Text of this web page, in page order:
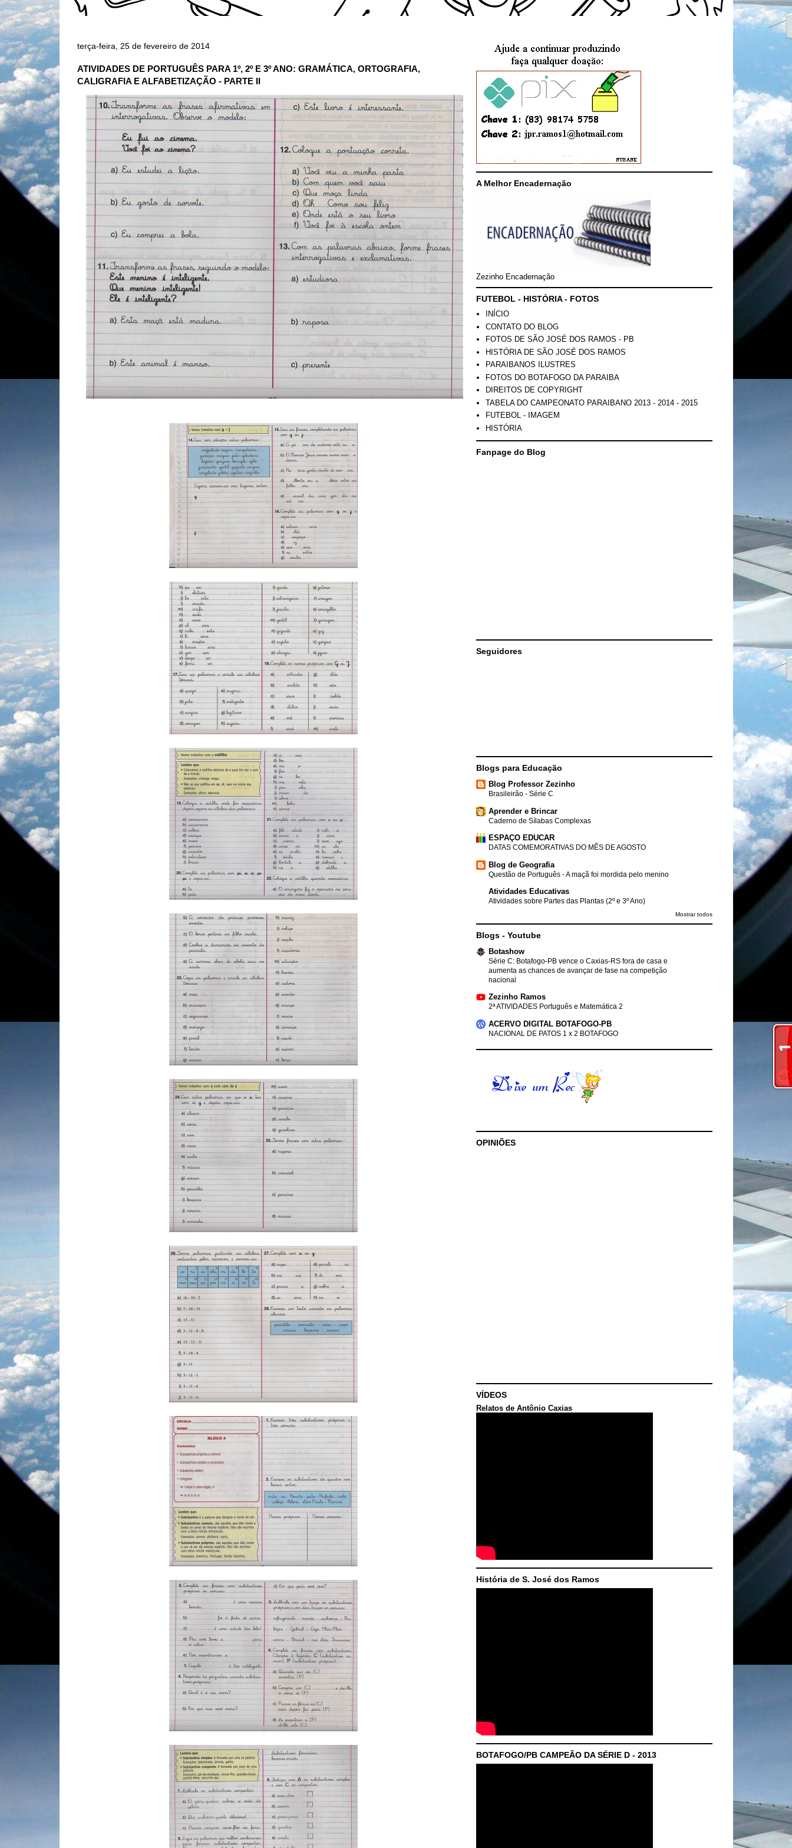
terça-feira, 25 de fevereiro de 2014
ATIVIDADES DE PORTUGUÊS PARA 1º, 2º E 3º ANO: GRAMÁTICA, ORTOGRAFIA,
CALIGRAFIA E ALFABETIZAÇÃO - PARTE II
A Melhor Encadernação
Zezinho Encadernação
FUTEBOL - HISTÓRIA - FOTOS
INÍCIO
CONTATO DO BLOG
FOTOS DE SÃO JOSÉ DOS RAMOS - PB
HISTÓRIA DE SÃO JOSÉ DOS RAMOS
PARAIBANOS ILUSTRES
FOTOS DO BOTAFOGO DA PARAIBA
DIREITOS DE COPYRIGHT
TABELA DO CAMPEONATO PARAIBANO 2013 - 2014 - 2015
FUTEBOL - IMAGEM
HISTÓRIA
Fanpage do Blog
Seguidores
Blogs para Educação
Blog Professor Zezinho
Brasileirão - Série C
Aprender e Brincar
Caderno de Sílabas Complexas
ESPAÇO EDUCAR
DATAS COMEMORATIVAS DO MÊS DE AGOSTO
Blog de Geografia
Questão de Português - A maçã foi mordida pelo menino
Atividades Educativas
Atividades sobre Partes das Plantas (2º e 3º Ano)
Mostrar todos
Blogs - Youtube
Botashow
Série C: Botafogo-PB vence o Caxias-RS fora de casa e
aumenta as chances de avançar de fase na competição
nacional
Zezinho Ramos
2ª ATIVIDADES Português e Matemática 2
ACERVO DIGITAL BOTAFOGO-PB
NACIONAL DE PATOS 1 x 2 BOTAFOGO
OPINIÕES
VÍDEOS
Relatos de Antônio Caxias
História de S. José dos Ramos
BOTAFOGO/PB CAMPEÃO DA SÉRIE D - 2013